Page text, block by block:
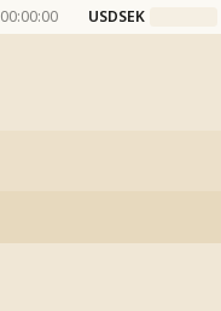
00:00:00 USDSEK